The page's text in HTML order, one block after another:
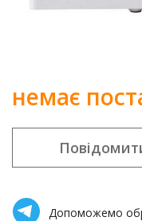
немає
Допоможемо